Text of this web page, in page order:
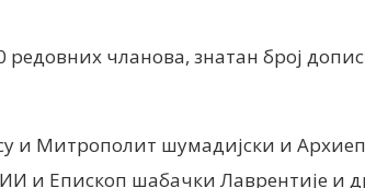
чланова, знатан број
и Митрополит шумадијски и
и Епископ шабачки Лаврентије и